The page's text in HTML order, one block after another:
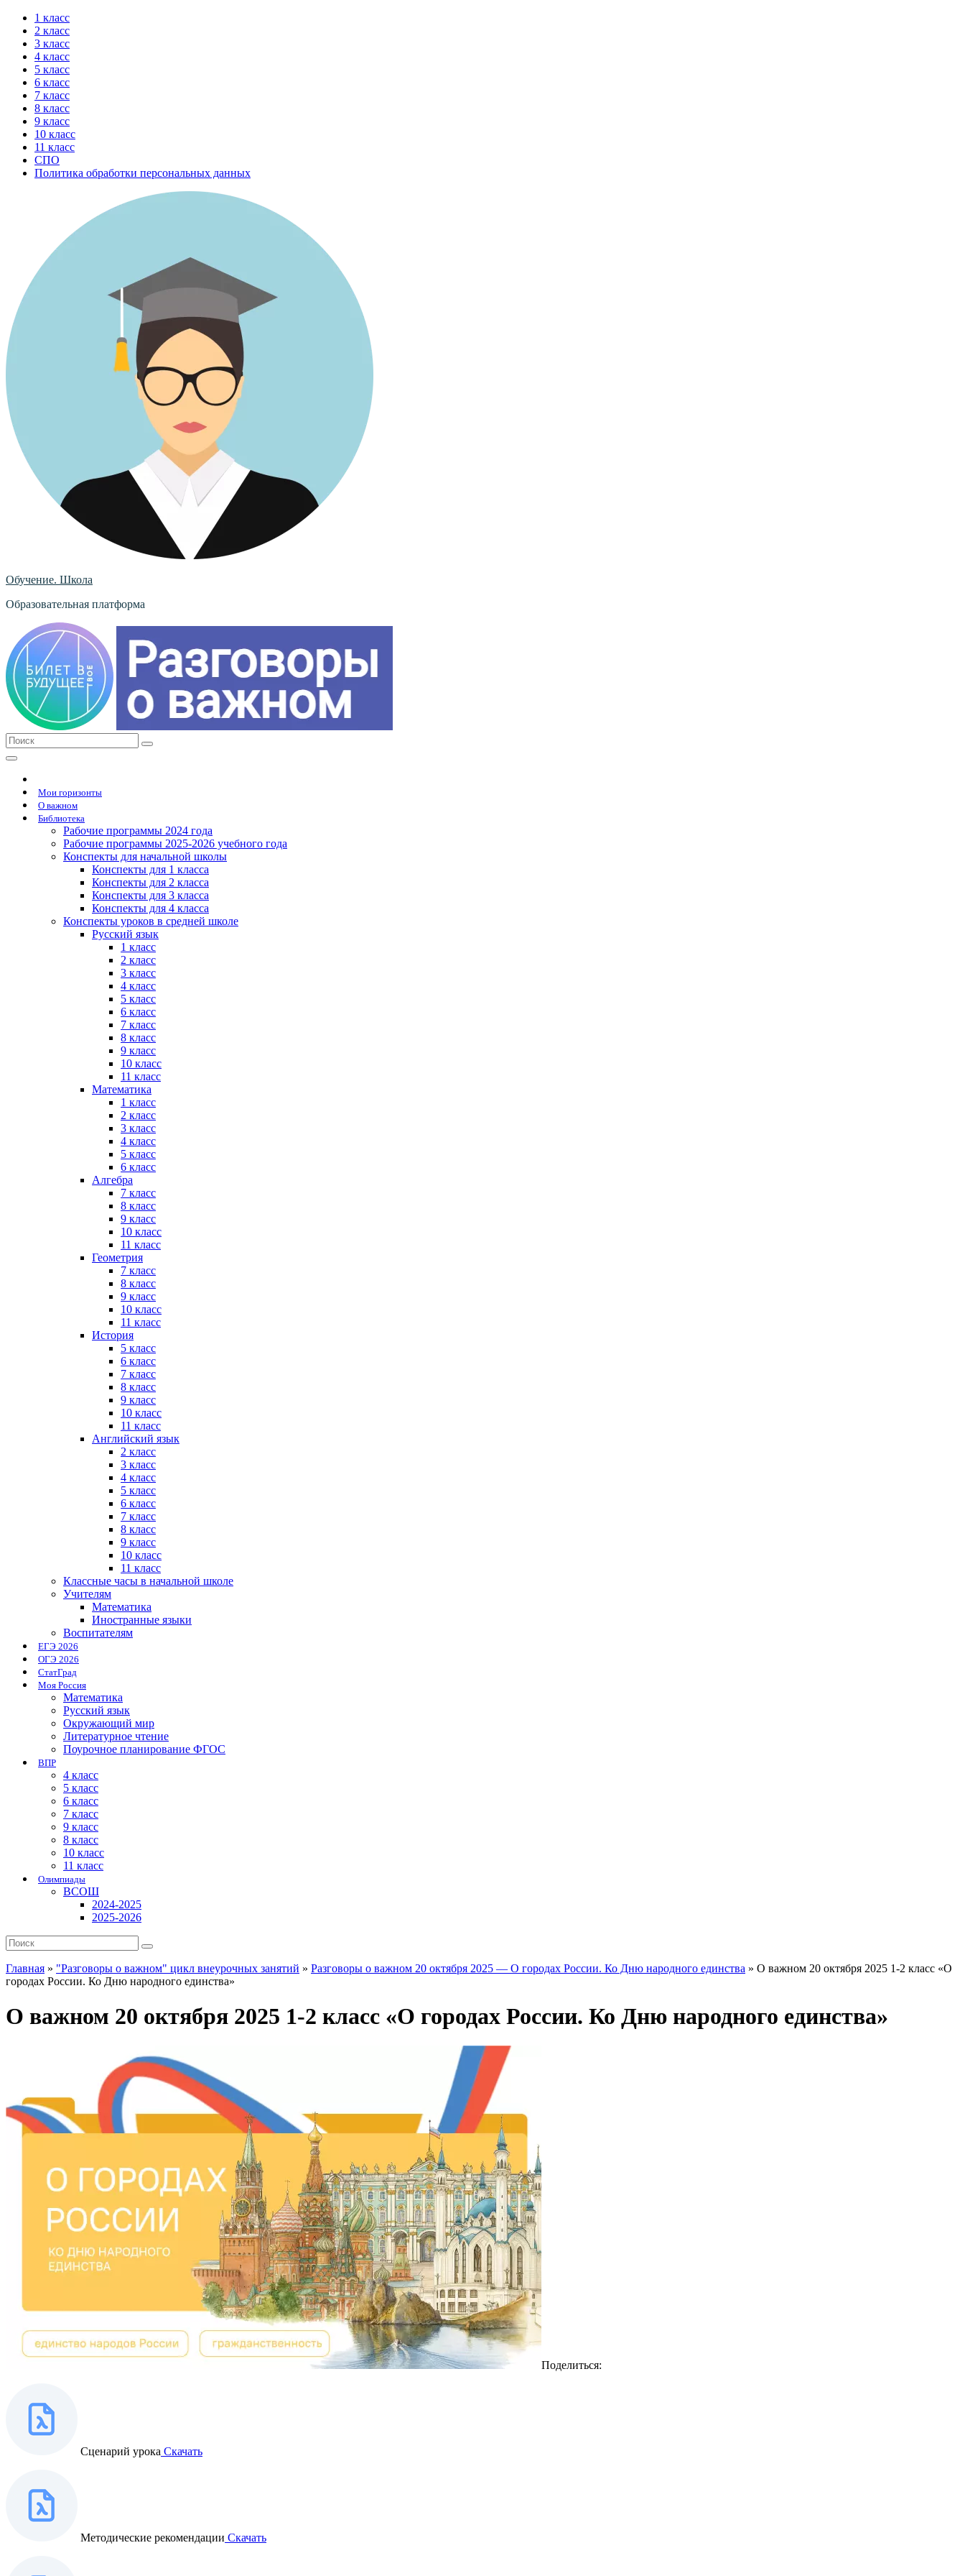
Перейти
содержимому
1 класс
2 класс
3 класс
4 класс
5 класс
6 класс
7 класс
8 класс
9 класс
10 класс
11 класс
СПО
Политика обработки персональных данных
Обучение. Школа
Образовательная платформа
Мои горизонты
О важном
Библиотека
Рабочие программы 2024 года
Рабочие программы 2025-2026 учебного года
Конспекты для начальной школы
Конспекты для 1 класса
Конспекты для 2 класса
Конспекты для 3 класса
Конспекты для 4 класса
Конспекты уроков в средней школе
Русский язык
1 класс
2 класс
3 класс
4 класс
5 класс
6 класс
7 класс
8 класс
9 класс
10 класс
11 класс
Математика
1 класс
2 класс
3 класс
4 класс
5 класс
6 класс
Алгебра
7 класс
8 класс
9 класс
10 класс
11 класс
Геометрия
7 класс
8 класс
9 класс
10 класс
11 класс
История
5 класс
6 класс
7 класс
8 класс
9 класс
10 класс
11 класс
Английский язык
2 класс
3 класс
4 класс
5 класс
6 класс
7 класс
8 класс
9 класс
10 класс
11 класс
Классные часы в начальной школе
Учителям
Математика
Иностранные языки
Воспитателям
ЕГЭ 2026
ОГЭ 2026
СтатГрад
Моя Россия
Математика
Русский язык
Окружающий мир
Литературное чтение
Поурочное планирование ФГОС
ВПР
4 класс
5 класс
6 класс
7 класс
9 класс
8 класс
10 класс
11 класс
Олимпиады
ВСОШ
2024-2025
2025-2026
Главная » "Разговоры о важном" цикл внеурочных занятий » Разговоры о важном 20 октября 2025 — О городах России. Ко Дню народного единства » О важном 20 октября 2025 1-2 класс «О
городах России. Ко Дню народного единства»
О важном 20 октября 2025 1-2 класс «О городах России. Ко Дню народного единства»
Поделиться:
Сценарий урока Скачать
Методические рекомендации Скачать